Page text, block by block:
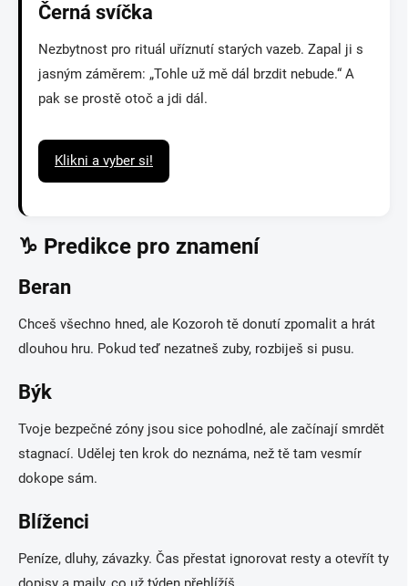
Černá svíčka
Nezbytnost pro rituál uříznutí starých vazeb. Zapal ji s
jasným záměrem: „Tohle už mě dál brzdit nebude.“ A
pak se prostě otoč a jdi dál.
Klikni a vyber si!
♑ Predikce pro znamení
Beran
Chceš všechno hned, ale Kozoroh tě donutí zpomalit a hrát
dlouhou hru. Pokud teď nezatneš zuby, rozbiješ si pusu.
Býk
Tvoje bezpečné zóny jsou sice pohodlné, ale začínají smrdět
stagnací. Udělej ten krok do neznáma, než tě tam vesmír
dokope sám.
Blíženci
Peníze, dluhy, závazky. Čas přestat ignorovat resty a otevřít ty